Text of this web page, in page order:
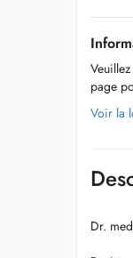
page
Voir la
Dr.